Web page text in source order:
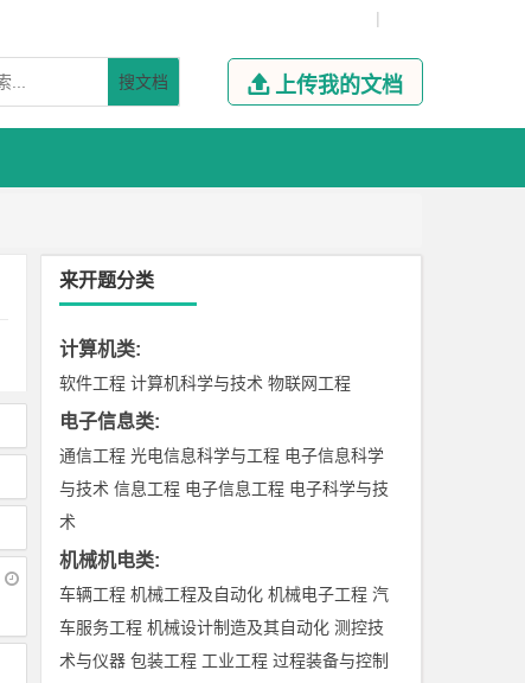
|
搜文档  上传我的文档
来开题分类
计算机类:
软件工程 计算机科学与技术 物联网工程
电子信息类:
通信工程 光电信息科学与工程 电子信息科学
与技术 信息工程 电子信息工程 电子科学与技
术
机械机电类:
车辆工程 机械工程及自动化 机械电子工程 汽
车服务工程 机械设计制造及其自动化 测控技
术与仪器 包装工程 工业工程 过程装备与控制